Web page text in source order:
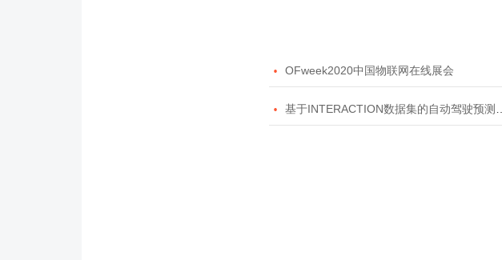
 OFweek2020中国物联网在线展会
 基于INTERACTION数据集的自动驾驶预测模型挑战赛